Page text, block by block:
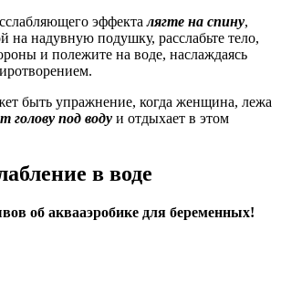
эффекталягте на спину,
на надувную подушку, расслабьте тело,
и полежите на воде, наслаждаясь
быть упражнение, когда женщина, лежа
голову под воду и отдыхает в этом
в воде
об аквааэробике для беременных!